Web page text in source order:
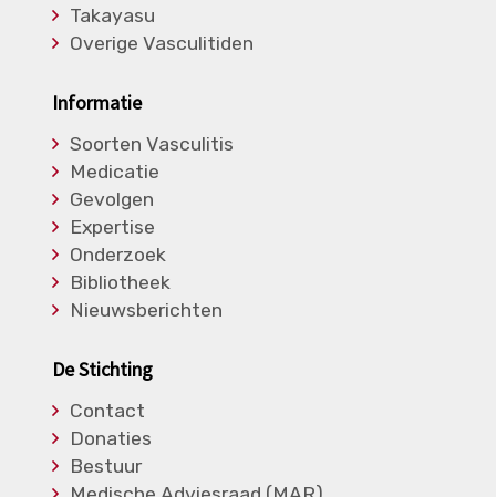
Takayasu
Overige Vasculitiden
Informatie
Soorten Vasculitis
Medicatie
Gevolgen
Expertise
Onderzoek
Bibliotheek
Nieuwsberichten
De Stichting
Contact
Donaties
Bestuur